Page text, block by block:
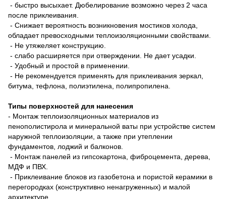
- быстро высыхает. Дюбелирование возможно через 2 часа
после приклеивания.
- Снижает вероятность возникновения мостиков холода,
обладает превосходными теплоизоляционными свойствами.
- Не утяжеляет конструкцию.
- слабо расширяется при отверждении. Не дает усадки.
- Удобный и простой в применении.
- Не рекомендуется применять для приклеивания зеркал,
битума, тефлона, полиэтилена, полипропилена.
Типы поверхностей для нанесения
- Монтаж теплоизоляционных материалов из
пенополистирола и минеральной ваты при устройстве систем
наружной теплоизоляции, а также при утеплении
фундаментов, лоджий и балконов.
- Монтаж панелей из гипсокартона, фиброцемента, дерева,
МДФ и ПВХ.
- Приклеивание блоков из газобетона и пористой керамики в
перегородках (конструктивно ненагруженных) и малой
архитектуре.